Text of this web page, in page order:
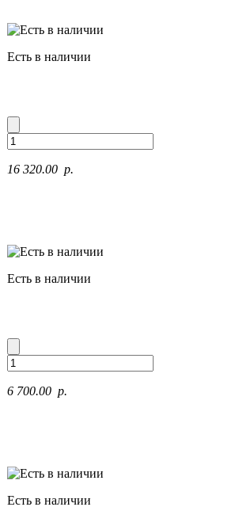
Есть в наличии
16 320.00 p.
Есть в наличии
6 700.00 p.
Есть в наличии